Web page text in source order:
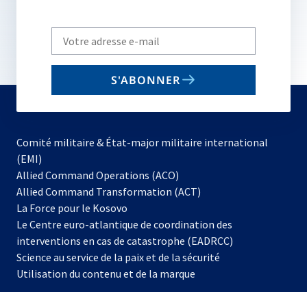
Write
your
email
S'ABONNER
Comité militaire & État-major militaire international
(EMI)
Allied Command Operations (ACO)
dans
nouvel
onglet
Allied Command Transformation (ACT)
La Force pour le Kosovo
dans
un
nouvel
onglet
Le Centre euro-atlantique de coordination des
interventions en cas de catastrophe (EADRCC)
Science au service de la paix et de la sécurité
Utilisation du contenu et de la marque